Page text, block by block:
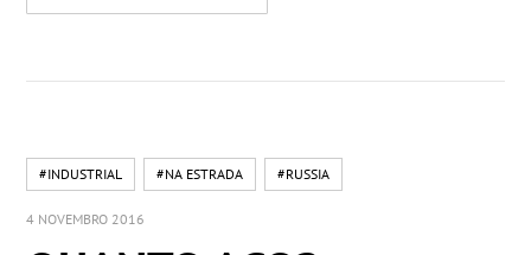
#INDUSTRIAL #NA ESTRADA #RUSSIA
4 NOVEMBRO 2016